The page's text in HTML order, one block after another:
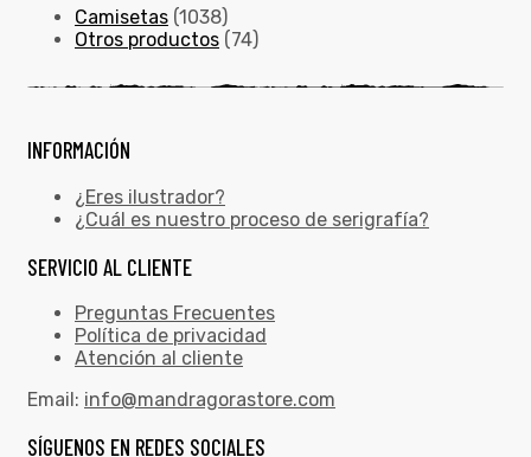
Camisetas (1038)
Otros productos (74)
INFORMACIÓN
¿Eres ilustrador?
¿Cuál es nuestro proceso de serigrafía?
SERVICIO AL CLIENTE
Preguntas Frecuentes
Política de privacidad
Atención al cliente
Email: info@mandragorastore.com
SÍGUENOS EN REDES SOCIALES